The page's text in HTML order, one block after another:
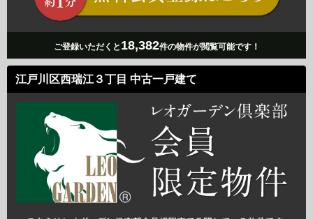
ご登録いただくと 18,382件の物件が閲覧可能です！
江戸川区西瑞江３丁目 中古一戸建て